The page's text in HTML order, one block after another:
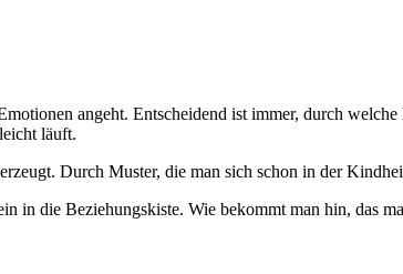
angeht. Entscheidend ist immer, durch
läuft.
Durch Muster, die man sich schon in der
die Beziehungskiste. Wie bekommt man hin, das